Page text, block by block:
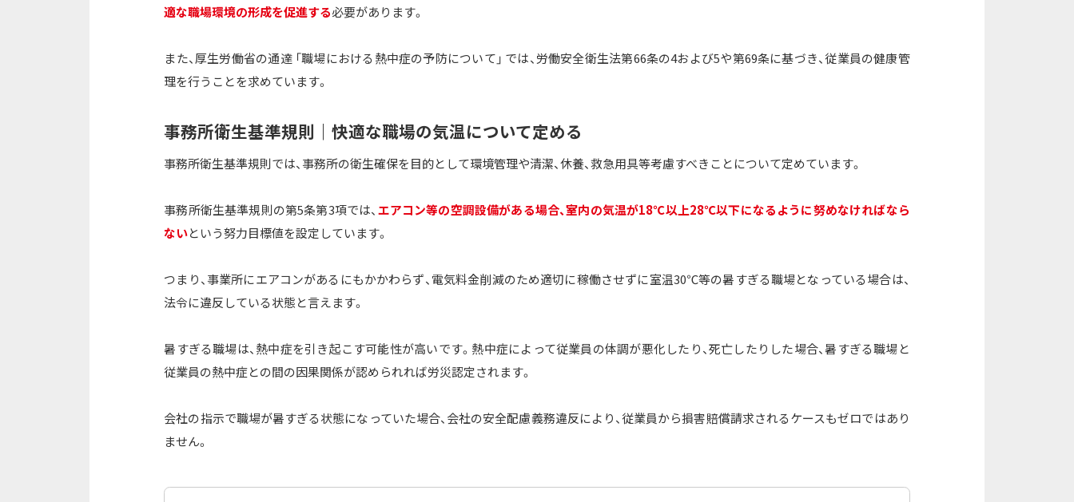
適な職場環境の形成を促進する必要があります。
また、厚生労働省の通達 「職場における熱中症の予防について」 では、労働安全衛生法第66条の4および5や第69条に基づき、従業員の健康管
理を行うことを求めています。
事務所衛生基準規則｜快適な職場の気温について定める
事務所衛生基準規則では、事務所の衛生確保を目的として環境管理や清潔、休養、救急用具等考慮すべきことについて定めています。
事務所衛生基準規則の第5条第3項では、 エアコン等の空調設備がある場合、室内の気温が18℃以上28℃以下になるように努めなければなら
ないという努力目標値を設定しています。
つまり、事業所にエアコンがあるにもかかわらず、電気料金削減のため適切に稼働させずに室温30℃等の暑すぎる職場となっている場合は、
法令に違反している状態と言えます。
暑すぎる職場は、熱中症を引き起こす可能性が高いです。熱中症によって従業員の体調が悪化したり、死亡したりした場合、暑すぎる職場と
従業員の熱中症との間の因果関係が認められれば労災認定されます。
会社の指示で職場が暑すぎる状態になっていた場合、会社の安全配慮義務違反により、従業員から損害賠償請求されるケースもゼロではあり
ません。